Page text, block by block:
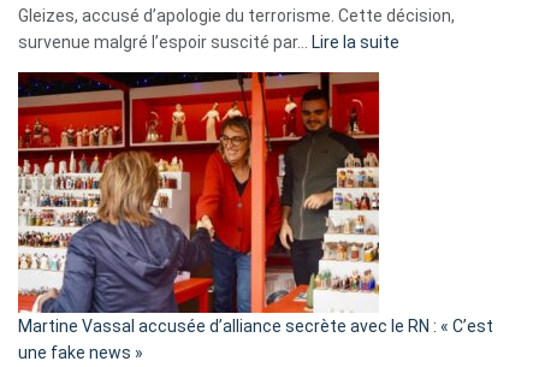
Gleizes, accusé d’apologie du terrorisme. Cette décision,
survenue malgré l’espoir suscité par… Lire la suite
Algérie
Martine Vassal accusée d’alliance secrète avec le RN : « C’est
une fake news »